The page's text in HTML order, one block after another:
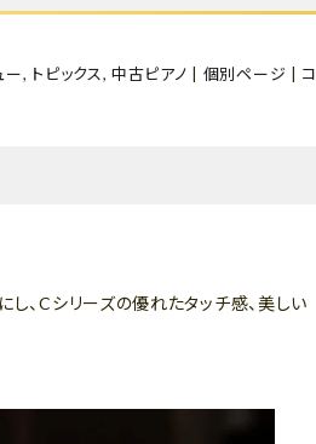
ー, トピックス,中古ピアノ 個別ページ
コ
、Cシリーズの優れたタッチ感、美しい